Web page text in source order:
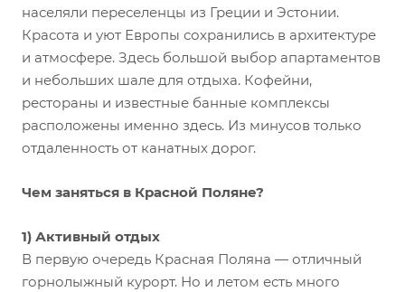
населяли переселенцы из Греции и Эстонии.
Красота и уют Европы сохранились в архитектуре
и атмосфере. Здесь большой выбор апартаментов
и небольших шале для отдыха. Кофейни,
рестораны и известные банные комплексы
расположены именно здесь. Из минусов только
отдаленность от канатных дорог.
Чем заняться в Красной Поляне?
1) Активный отдых
В первую очередь Красная Поляна — отличный
горнолыжный курорт. Но и летом есть много